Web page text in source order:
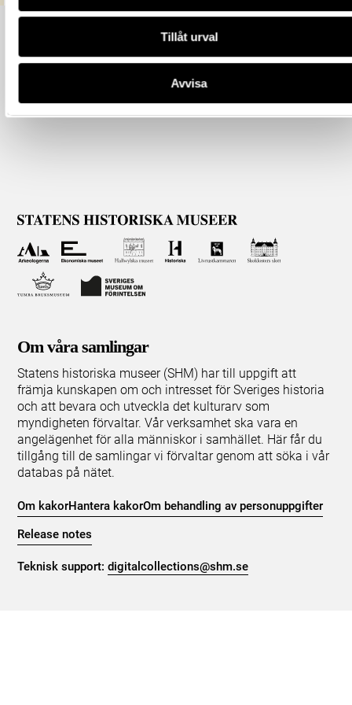
Tillåt urval
Avvisa
Om våra samlingar
Statens historiska museer (SHM) har till uppgift att
främja kunskapen om och intresset för Sveriges historia
och att bevara och utveckla det kulturarv som
myndigheten förvaltar. Vår verksamhet ska vara en
angelägenhet för alla människor i samhället. Här får du
tillgång till de samlingar vi förvaltar genom att söka i vår
databas på nätet.
Om kakorHantera kakorOm behandling av personuppgifter
Release notes
Teknisk support:digitalcollections@shm.se